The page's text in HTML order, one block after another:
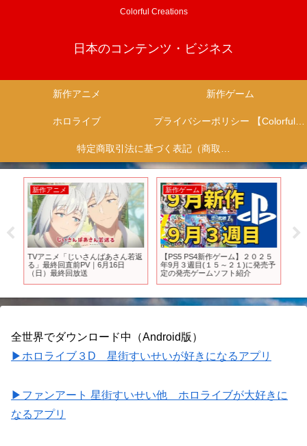
Colorful Creations
日本のコンテンツ・ビジネス
新作アニメ 新作ゲーム
ホロライブ プライバシーポリシー 【Colorful Creation】
特定商取引法に基づく表記（商取引に関する開示）
新作アニメ
TVアニメ「じいさんばあさん若返
る」最終回直前PV｜6月16日
（日）最終回放送
新作ゲーム
【PS5 PS4新作ゲーム】２０２５
年9月３週目(１５～２１)に発売予
定の発売ゲームソフト紹介
全世界でダウンロード中（Android版）
▶ホロライブ３D 星街すいせいが好きになるアプリ
▶ファンアート 星街すいせい他 ホロライブが大好きに
なるアプリ